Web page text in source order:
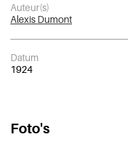
Auteur(s)
Alexis Dumont
Datum
1924
Foto's